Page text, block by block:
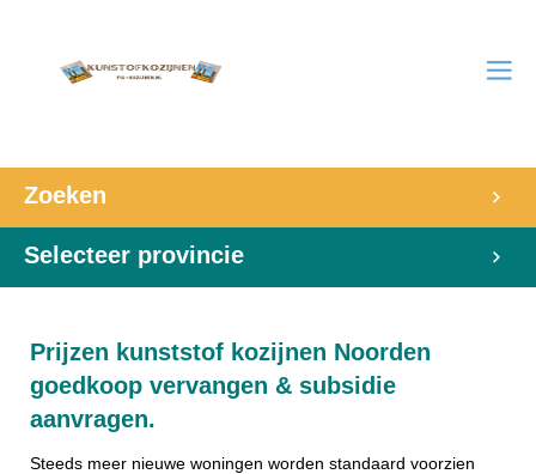
Zoeken
Selecteer provincie
Prijzen kunststof kozijnen Noorden
goedkoop vervangen & subsidie
aanvragen.
Steeds meer nieuwe woningen worden standaard voorzien